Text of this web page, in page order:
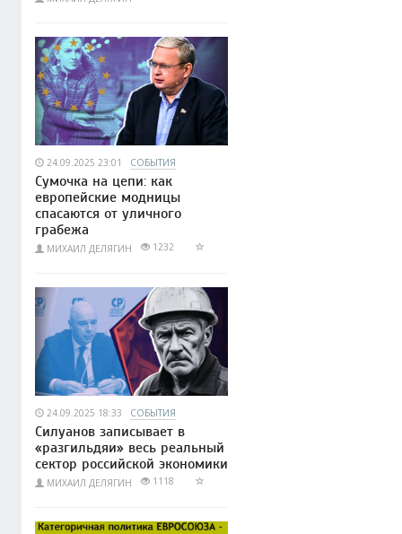
24.09.2025 23:01 СОБЫТИЯ
Сумочка на цепи: как
европейские модницы
спасаются от уличного
грабежа
МИХАИЛ ДЕЛЯГИН 1232
24.09.2025 18:33 СОБЫТИЯ
Силуанов записывает в
«разгильдяи» весь реальный
сектор российской экономики
МИХАИЛ ДЕЛЯГИН 1118